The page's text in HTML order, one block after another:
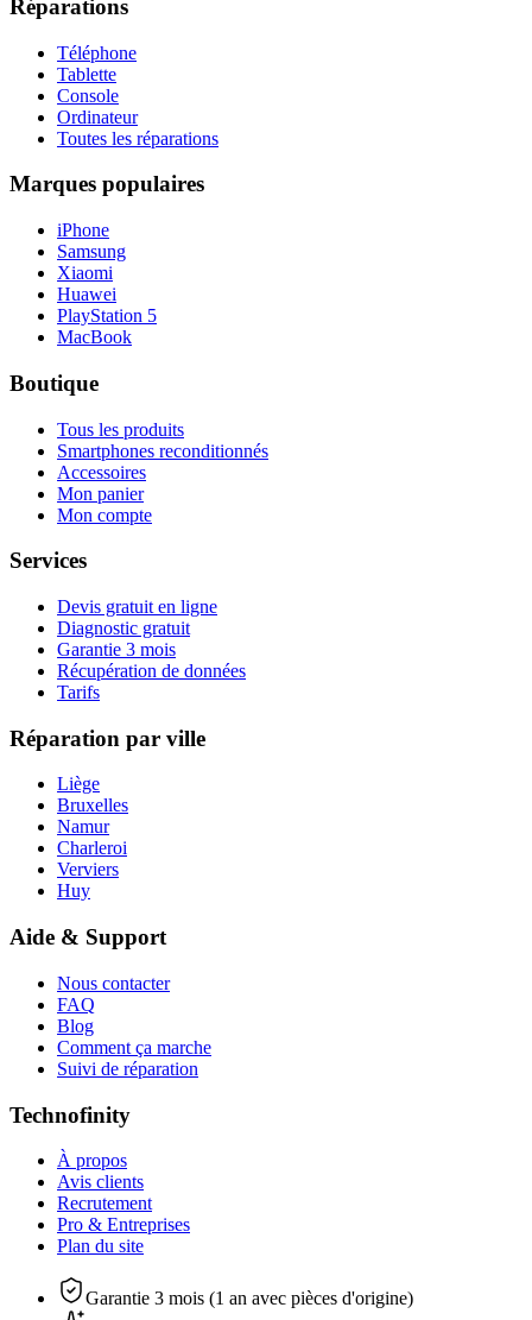
Réparations
Téléphone
Tablette
Console
Ordinateur
Toutes les réparations
Marques populaires
iPhone
Samsung
Xiaomi
Huawei
PlayStation 5
MacBook
Boutique
Tous les produits
Smartphones reconditionnés
Accessoires
Mon panier
Mon compte
Services
Devis gratuit en ligne
Diagnostic gratuit
Garantie 3 mois
Récupération de données
Tarifs
Réparation par ville
Liège
Bruxelles
Namur
Charleroi
Verviers
Huy
Aide & Support
Nous contacter
FAQ
Blog
Comment ça marche
Suivi de réparation
Technofinity
À propos
Avis clients
Recrutement
Pro & Entreprises
Plan du site
Garantie 3 mois (1 an avec pièces d'origine)